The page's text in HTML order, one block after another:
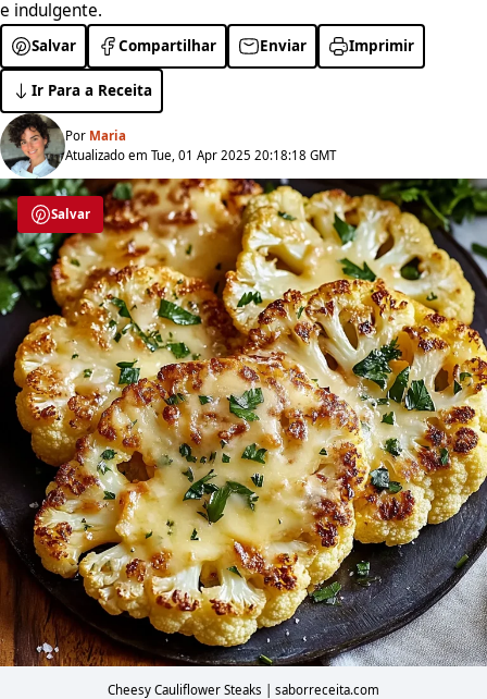
e indulgente.
Salvar Compartilhar Enviar Imprimir
Ir Para a Receita
Por Maria
Atualizado em Tue, 01 Apr 2025 20:18:18 GMT
Salvar
Cheesy Cauliflower Steaks | saborreceita.com